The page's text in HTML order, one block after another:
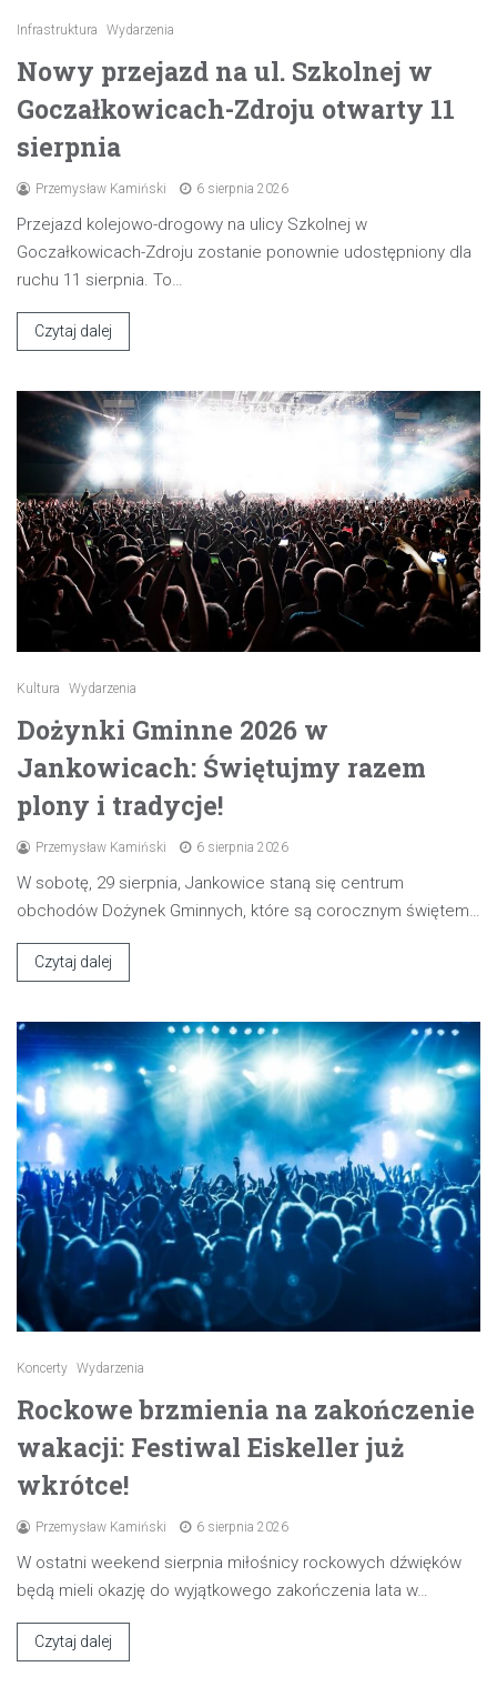
Infrastruktura Wydarzenia
Nowy przejazd na ul. Szkolnej w
Goczałkowicach-Zdroju otwarty 11
sierpnia
Przemysław Kamiński 6 sierpnia 2026
Przejazd kolejowo-drogowy na ulicy Szkolnej w
Goczałkowicach-Zdroju zostanie ponownie udostępniony dla
ruchu 11 sierpnia. To…
Czytaj dalej
Kultura Wydarzenia
Dożynki Gminne 2026 w
Jankowicach: Świętujmy razem
plony i tradycje!
Przemysław Kamiński 6 sierpnia 2026
W sobotę, 29 sierpnia, Jankowice staną się centrum
obchodów Dożynek Gminnych, które są corocznym świętem…
Czytaj dalej
Koncerty Wydarzenia
Rockowe brzmienia na zakończenie
wakacji: Festiwal Eiskeller już
wkrótce!
Przemysław Kamiński 6 sierpnia 2026
W ostatni weekend sierpnia miłośnicy rockowych dźwięków
będą mieli okazję do wyjątkowego zakończenia lata w…
Czytaj dalej